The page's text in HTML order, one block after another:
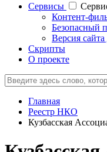
Cервисы
Контент-
Безопасный
Версия
Скрипты
О проекте
Главная
Реестр НКО
Кузбасская